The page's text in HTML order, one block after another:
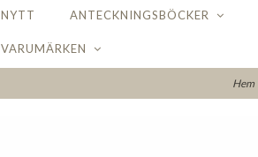
NYTT ANTECKNINGSBÖCKER
VARUMÄRKEN
Hem